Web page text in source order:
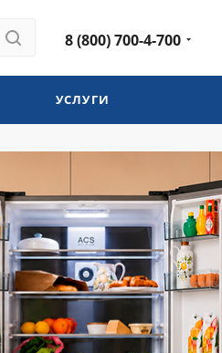
8 (800) 700-4-700
УСЛУГИ